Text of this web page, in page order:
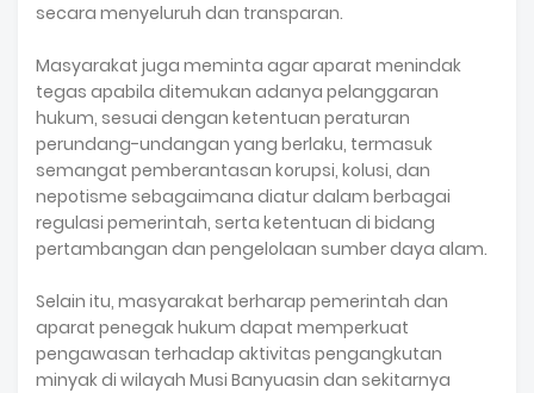
secara menyeluruh dan transparan.
Masyarakat juga meminta agar aparat menindak
tegas apabila ditemukan adanya pelanggaran
hukum, sesuai dengan ketentuan peraturan
perundang-undangan yang berlaku, termasuk
semangat pemberantasan korupsi, kolusi, dan
nepotisme sebagaimana diatur dalam berbagai
regulasi pemerintah, serta ketentuan di bidang
pertambangan dan pengelolaan sumber daya alam.
Selain itu, masyarakat berharap pemerintah dan
aparat penegak hukum dapat memperkuat
pengawasan terhadap aktivitas pengangkutan
minyak di wilayah Musi Banyuasin dan sekitarnya